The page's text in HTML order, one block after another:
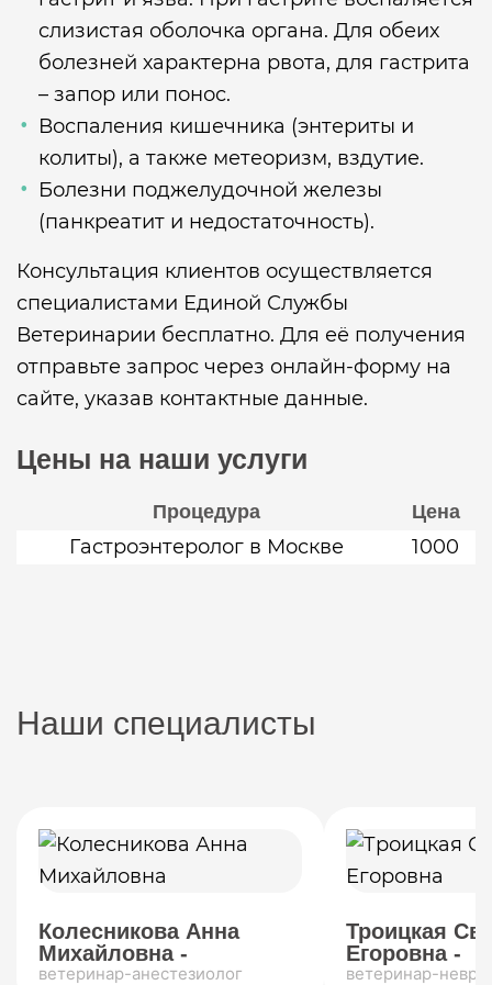
слизистая оболочка органа. Для обеих
болезней характерна рвота, для гастрита
– запор или понос.
Воспаления кишечника (энтериты и
колиты), а также метеоризм, вздутие.
Болезни поджелудочной железы
(панкреатит и недостаточность).
Консультация клиентов осуществляется
специалистами Единой Службы
Ветеринарии бесплатно. Для её получения
отправьте запрос через онлайн-форму на
сайте, указав контактные данные.
Цены на наши услуги
Процедура Цена
Гастроэнтеролог в Москве 1000
Наши специалисты
Колесникова Анна
Михайловна -
ветеринар-анестезиолог
Троицкая
Егоровна -
ветеринар-